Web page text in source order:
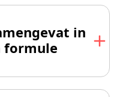
in
formule